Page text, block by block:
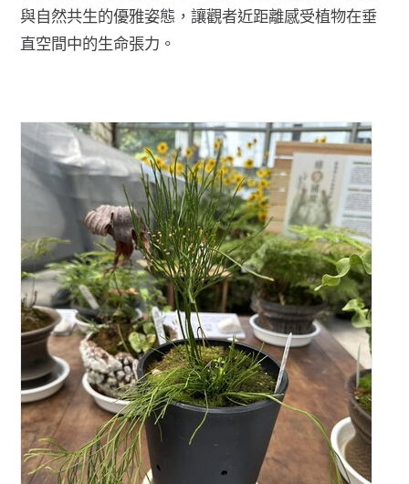
與自然共生的優雅姿態，讓觀者近距離感受植物在垂
直空間中的生命張力。